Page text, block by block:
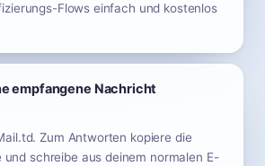
Flows einfach und kostenlos
empfangene Nachricht
Zum Antworten kopiere die
und schreibe aus deinem normalen E-